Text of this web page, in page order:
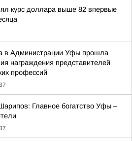
курс доллара выше 82 впервые
в Администрации Уфы прошла
награждения представителей
профессий
Главное богатство Уфы –